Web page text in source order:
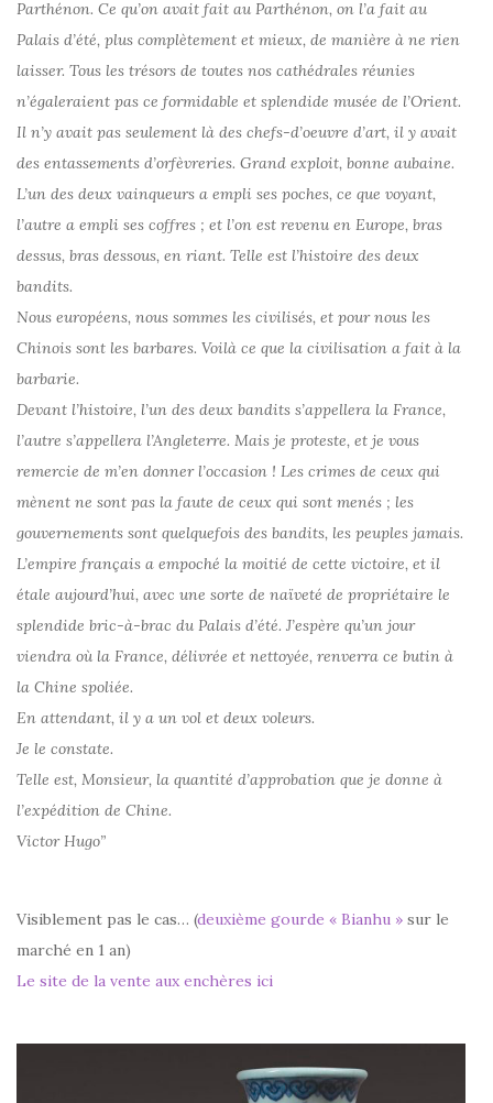
Parthénon. Ce qu’on avait fait au Parthénon, on l’a fait au
Palais d’été, plus complètement et mieux, de manière à ne rien
laisser. Tous les trésors de toutes nos cathédrales réunies
n’égaleraient pas ce formidable et splendide musée de l’Orient.
Il n’y avait pas seulement là des chefs-d’oeuvre d’art, il y avait
des entassements d’orfèvreries. Grand exploit, bonne aubaine.
L’un des deux vainqueurs a empli ses poches, ce que voyant,
l’autre a empli ses coffres ; et l’on est revenu en Europe, bras
dessus, bras dessous, en riant. Telle est l’histoire des deux
bandits.
Nous européens, nous sommes les civilisés, et pour nous les
Chinois sont les barbares. Voilà ce que la civilisation a fait à la
barbarie.
Devant l’histoire, l’un des deux bandits s’appellera la France,
l’autre s’appellera l’Angleterre. Mais je proteste, et je vous
remercie de m’en donner l’occasion ! Les crimes de ceux qui
mènent ne sont pas la faute de ceux qui sont menés ; les
gouvernements sont quelquefois des bandits, les peuples jamais.
L’empire français a empoché la moitié de cette victoire, et il
étale aujourd’hui, avec une sorte de naïveté de propriétaire le
splendide bric-à-brac du Palais d’été. J’espère qu’un jour
viendra où la France, délivrée et nettoyée, renverra ce butin à
la Chine spoliée.
En attendant, il y a un vol et deux voleurs.
Je le constate.
Telle est, Monsieur, la quantité d’approbation que je donne à
l’expédition de Chine.
Victor Hugo”
Visiblement pas le cas… (deuxième gourde « Bianhu » sur le
marché en 1 an)
Le site de la vente aux enchères ici